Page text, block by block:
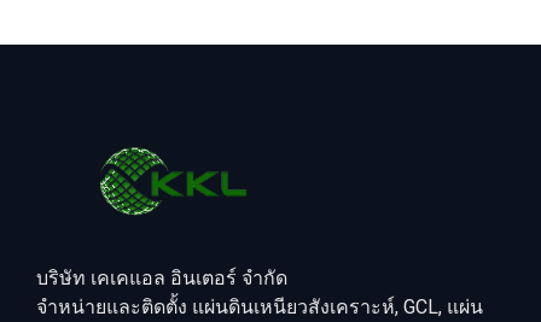
บริษัท เคเคแอล อินเตอร์ จำกัด
จำหน่ายและติดตั้ง แผ่นดินเหนียวสังเคราะห์, GCL, แผ่น